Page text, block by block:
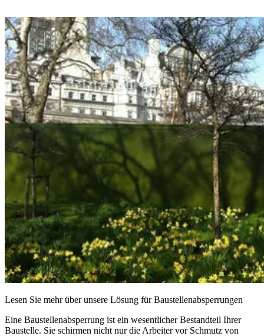
Lesen Sie mehr über unsere Lösung für Baustellenabsperrungen
Eine Baustellenabsperrung ist ein wesentlicher Bestandteil Ihrer
Baustelle. Sie schirmen nicht nur die Arbeiter vor Schmutz von